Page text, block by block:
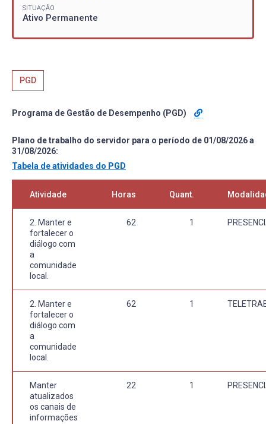
SITUAÇÃO
Ativo Permanente
PGD
Programa de Gestão de Desempenho (PGD)
Plano de trabalho do servidor para o período de 01/08/2026 a
31/08/2026:
Tabela de atividades do PGD
Atividade Horas Quant.
2. Manter e
fortalecer o
diálogo com
a
comunidade
local.
62 1
2. Manter e
fortalecer o
diálogo com
a
comunidade
local.
62 1
Manter
atualizados
os canais de
informações
22 1